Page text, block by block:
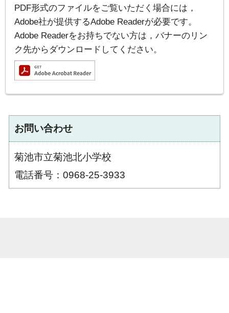
PDF形式のファイルをご覧いただく場合には，
Adobe社が提供するAdobe Readerが必要です。
Adobe Readerをお持ちでない方は，バナーのリン
ク先からダウンロードしてください。
お問い合わせ
菊池市立菊池北小学校
電話番号：0968-25-3933